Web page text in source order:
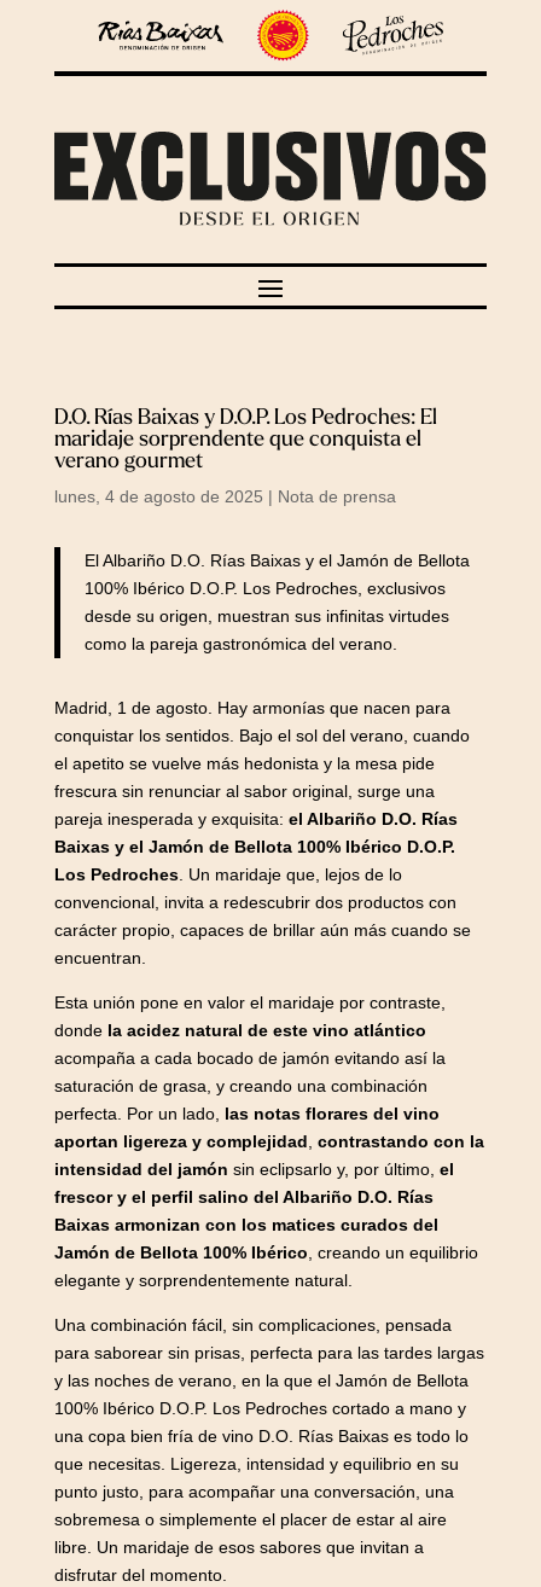
D.O. Rías Baixas y D.O.P. Los Pedroches: El
maridaje sorprendente que conquista el
verano gourmet
lunes, 4 de agosto de 2025 | Nota de prensa
El Albariño D.O. Rías Baixas y el Jamón de Bellota
100% Ibérico D.O.P. Los Pedroches, exclusivos
desde su origen, muestran sus infinitas virtudes
como la pareja gastronómica del verano.
Madrid, 1 de agosto. Hay armonías que nacen para
conquistar los sentidos. Bajo el sol del verano, cuando
el apetito se vuelve más hedonista y la mesa pide
frescura sin renunciar al sabor original, surge una
pareja inesperada y exquisita: el Albariño D.O. Rías
Baixas y el Jamón de Bellota 100% Ibérico D.O.P.
Los Pedroches. Un maridaje que, lejos de lo
convencional, invita a redescubrir dos productos con
carácter propio, capaces de brillar aún más cuando se
encuentran.
Esta unión pone en valor el maridaje por contraste,
donde la acidez natural de este vino atlántico
acompaña a cada bocado de jamón evitando así la
saturación de grasa, y creando una combinación
perfecta. Por un lado, las notas florares del vino
aportan ligereza y complejidad, contrastando con la
intensidad del jamón sin eclipsarlo y, por último, el
frescor y el perfil salino del Albariño D.O. Rías
Baixas armonizan con los matices curados del
Jamón de Bellota 100% Ibérico, creando un equilibrio
elegante y sorprendentemente natural.
Una combinación fácil, sin complicaciones, pensada
para saborear sin prisas, perfecta para las tardes largas
y las noches de verano, en la que el Jamón de Bellota
100% Ibérico D.O.P. Los Pedroches cortado a mano y
una copa bien fría de vino D.O. Rías Baixas es todo lo
que necesitas. Ligereza, intensidad y equilibrio en su
punto justo, para acompañar una conversación, una
sobremesa o simplemente el placer de estar al aire
libre. Un maridaje de esos sabores que invitan a
disfrutar del momento.